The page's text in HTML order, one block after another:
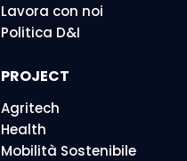
Lavora con noi
Politica D&I
PROJECT
Agritech
Health
Mobilità Sostenibile